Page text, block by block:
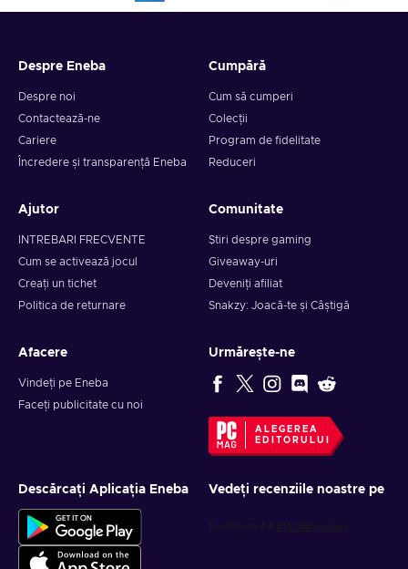
Despre Eneba
Despre noi
Contactează-ne
Cariere
Încredere și transparență Eneba
Cumpără
Cum să cumperi
Colecții
Program de fidelitate
Reduceri
Ajutor
INTREBARI FRECVENTE
Cum se activează jocul
Creați un tichet
Politica de returnare
Comunitate
Știri despre gaming
Giveaway-uri
Deveniți afiliat
Snakzy: Joacă-te și Câștigă
Afacere
Vindeți pe Eneba
Faceți publicitate cu noi
Urmărește-ne
ALEGEREA
EDITORULUI
Descărcați Aplicația Eneba Vedeți recenziile noastre pe